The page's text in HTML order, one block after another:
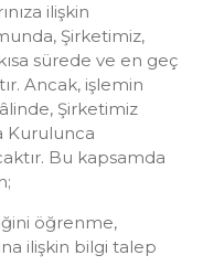
ilişkin
Şirketimiz,
sürede ve en geç
Ancak, işlemin
Şirketimiz
Kurulunca
Bu kapsamda
öğrenme,
ilişkin bilgi talep